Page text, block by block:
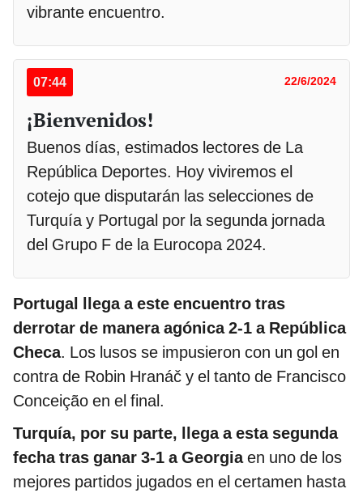
vibrante encuentro.
07:44 22/6/2024
¡Bienvenidos!
Buenos días, estimados lectores de La
República Deportes. Hoy viviremos el
cotejo que disputarán las selecciones de
Turquía y Portugal por la segunda jornada
del Grupo F de la Eurocopa 2024.
Portugal llega a este encuentro tras
derrotar de manera agónica 2-1 a República
Checa. Los lusos se impusieron con un gol en
contra de Robin Hranáč y el tanto de Francisco
Conceição en el final.
Turquía, por su parte, llega a esta segunda
fecha tras ganar 3-1 a Georgiaen uno de los
mejores partidos jugados en el certamen hasta